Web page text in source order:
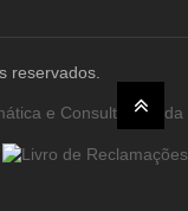
reservados.
e Consultoria, Lda